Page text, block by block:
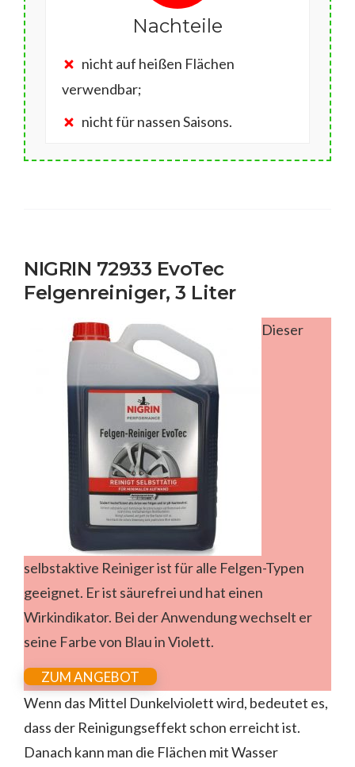
Nachteile
nicht auf heißen Flächen
verwendbar;
nicht für nassen Saisons.
NIGRIN 72933 EvoTec
Felgenreiniger, 3 Liter
Dieser
selbstaktive Reiniger ist für alle Felgen-Typen
geeignet. Er ist säurefrei und hat einen
Wirkindikator. Bei der Anwendung wechselt er
seine Farbe von Blau in Violett.
ZUM ANGEBOT
Wenn das Mittel Dunkelviolett wird, bedeutet es,
dass der Reinigungseffekt schon erreicht ist.
Danach kann man die Flächen mit Wasser